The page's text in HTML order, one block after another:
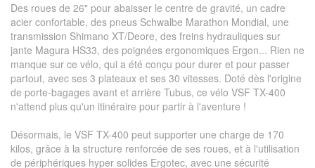
Des roues de 26" pour abaisser le centre de gravité, un cadre
acier confortable, des pneus Schwalbe Marathon Mondial, une
transmission Shimano XT/Deore, des freins hydrauliques sur
jante Magura HS33, des poignées ergonomiques Ergon... Rien ne
manque sur ce vélo, qui a été conçu pour durer et pour passer
partout, avec ses 3 plateaux et ses 30 vitesses. Doté dès l'origine
de porte-bagages avant et arrière Tubus, ce vélo VSF TX-400
n'attend plus qu'un itinéraire pour partir à l'aventure !
Désormais, le VSF TX-400 peut supporter une charge de 170
kilos, grâce à la structure renforcée de ses roues, et à l'utilisation
de périphériques hyper solides Ergotec, avec une sécurité